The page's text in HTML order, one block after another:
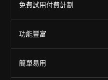
免費試用付費計劃
功能豐富
簡單易用